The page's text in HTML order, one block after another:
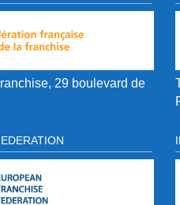
29 boulevard de